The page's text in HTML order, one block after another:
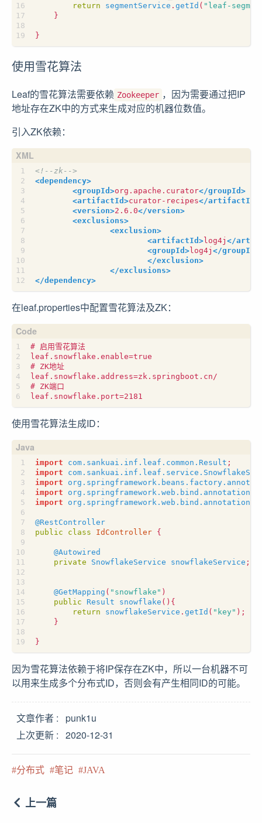
return
segmentService . getId ( "leaf-
}
}
使用雪花算法
Leaf的雪花算法需要依赖 Zookeeper ，因为需要通过把IP
地址存在ZK中的方式来生成对应的机器位数值。
引入ZK依赖：
<!--zk-->
<dependency>
<groupId>org.apache.curator</groupId>
<artifactId>curator-recipes</artifactId>
<version>2.6.0</version>
<exclusions>
<exclusion>
<artifactId>log4j </
<groupId>log4j </groupId>
</exclusion>
</exclusions>
</dependency>
在leaf.properties中配置雪花算法及ZK：
使用雪花算法生成ID：
import com.sankuai.inf.leaf.common.Result ;
import
import
import
import
@RestController
public
class IdController {
@Autowired
private
SnowflakeService snowflakeService ;
@GetMapping ( "snowflake" )
public
Result snowflake (){
return
snowflakeService . getId ( "key" );
}
}
因为雪花算法依赖于将IP保存在ZK中，所以一台机器不可
以用来生成多个分布式ID，否则会有产生相同ID的可能。
文章作者
punk1u
上次更新
2020-12-31
分布式 笔记 JAVA
上一篇